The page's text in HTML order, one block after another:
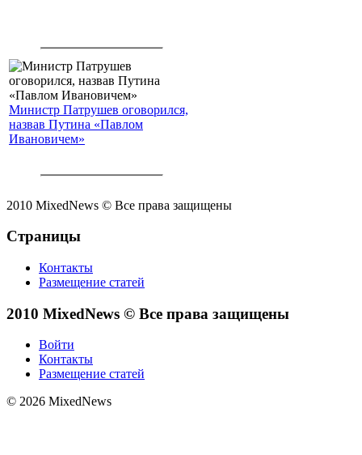
Министр Патрушев оговорился,
назвав Путина «Павлом
Ивановичем»
2010 MixedNews © Все права защищены
Страницы
Контакты
Размещение статей
2010 MixedNews © Все права защищены
Войти
Контакты
Размещение статей
© 2026 MixedNews